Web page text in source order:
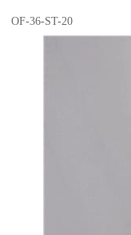
OF-36-ST-20